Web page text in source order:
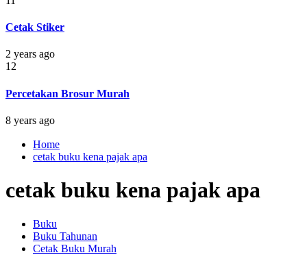
Cetak Stiker
2 years ago
12
Percetakan Brosur Murah
8 years ago
Home
cetak buku kena pajak apa
cetak buku kena pajak apa
Buku
Buku Tahunan
Cetak Buku Murah